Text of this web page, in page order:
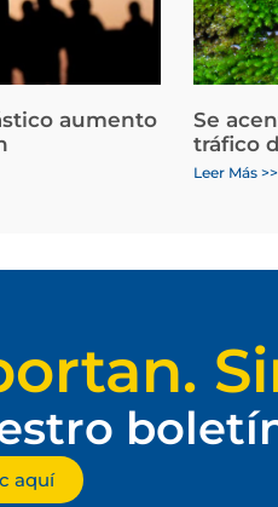
aumento
Se
tráfico
Leer Más >>
aquí